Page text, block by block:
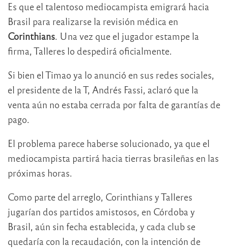
Es que el talentoso mediocampista emigrará hacia
Brasil para realizarse la revisión médica en
Corinthians. Una vez que el jugador estampe la
firma, Talleres lo despedirá oficialmente.
Si bien el Timao ya lo anunció en sus redes sociales,
el presidente de la T, Andrés Fassi, aclaró que la
venta aún no estaba cerrada por falta de garantías de
pago.
El problema parece haberse solucionado, ya que el
mediocampista partirá hacia tierras brasileñas en las
próximas horas.
Como parte del arreglo, Corinthians y Talleres
jugarían dos partidos amistosos, en Córdoba y
Brasil, aún sin fecha establecida, y cada club se
quedaría con la recaudación, con la intención de